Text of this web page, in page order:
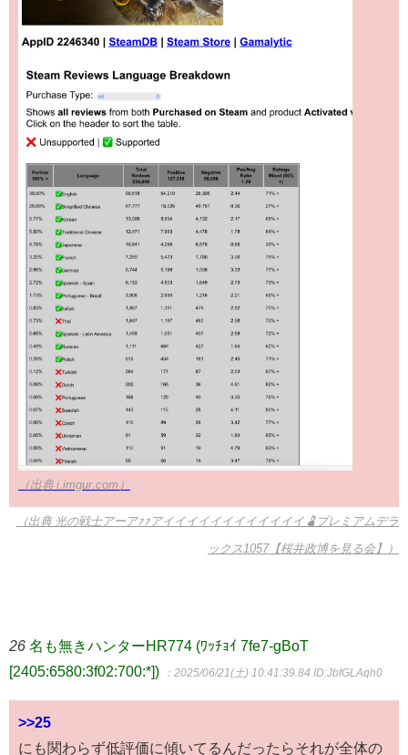
（出典 i.imgur.com）
（出典 光の戦士アーアｧｧアイイイイイイイイイイイイ🫃プレミアムデラ
ックス1057【桜井政博を見る会】）
26 名も無きハンターHR774 (ﾜｯﾁｮｲ 7fe7-gBoT
[2405:6580:3f02:700:*])
：2025/06/21(土) 10:41:39.84 ID:JbfGLAqh0
>>25
にも関わらず低評価に傾いてるんだったらそれが全体の